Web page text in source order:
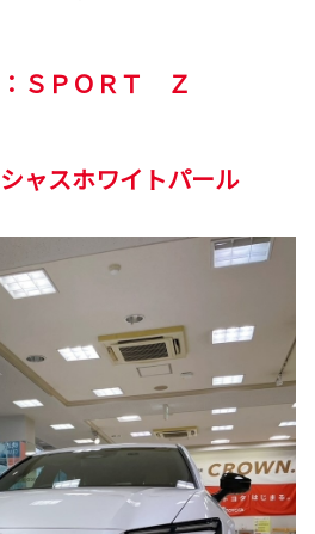
ＳＰＯＲＴ Ｚ
ャスホワイトパール